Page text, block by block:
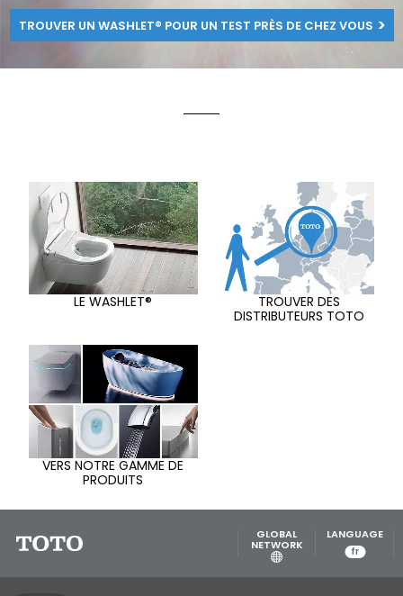
TROUVER UN WASHLET® POUR UN TEST PRÈS DE CHEZ VOUS
LE WASHLET®
TROUVER DES
DISTRIBUTEURS TOTO
VERS NOTRE GAMME DE
PRODUITS
GLOBAL
NETWORK
LANGUAGE
fr